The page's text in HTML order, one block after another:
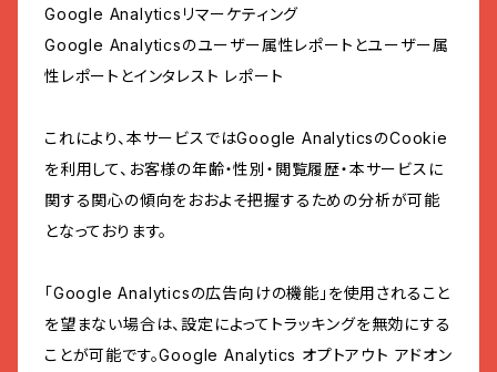
Google Analyticsリマーケティング
Google Analyticsのユーザー属性レポートとユーザー属
性レポートとインタレスト レポート
これにより、本サービスではGoogle AnalyticsのCookie
を利用して、お客様の年齢・性別・閲覧履歴・本サービスに
関する関心の傾向をおおよそ把握するための分析が可能
となっております。
「Google Analyticsの広告向けの機能」を使用されること
を望まない場合は、設定によってトラッキングを無効にする
ことが可能です。Google Analytics オプトアウト アドオン